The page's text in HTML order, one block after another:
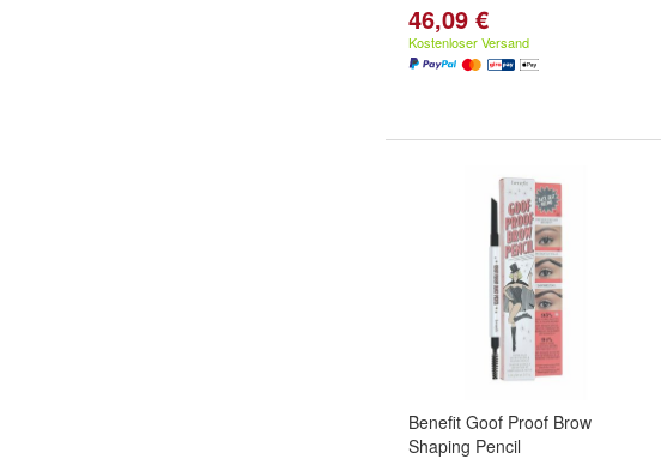
46,09 €
Kostenloser Versand
Benefit Goof Proof Brow
Shaping Pencil